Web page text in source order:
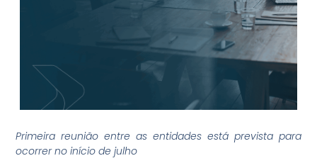
Primeira reuniãoentre as entidades está prevista para
ocorrer no início de julho